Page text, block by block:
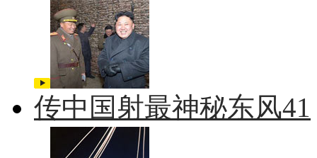
传中国射最神秘东风41